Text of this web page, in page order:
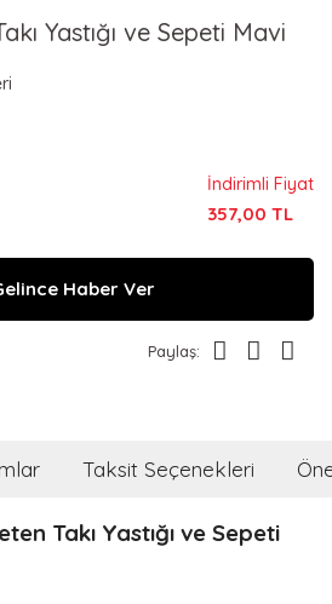
Yastığı ve Sepeti Mavi
İndirimli Fiyat
357,00 TL
Haber Ver
Paylaş:
Taksit Seçenekleri
Takı Yastığı ve Sepeti